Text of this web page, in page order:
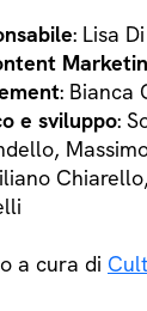
: Lisa
: Bianca
e sviluppo:
a cura di